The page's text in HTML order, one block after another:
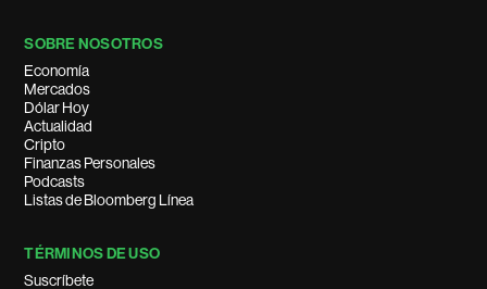
SOBRE NOSOTROS
Economía
Mercados
Dólar Hoy
Actualidad
Cripto
Finanzas Personales
Podcasts
Listas de Bloomberg Línea
TÉRMINOS DE USO
Suscríbete